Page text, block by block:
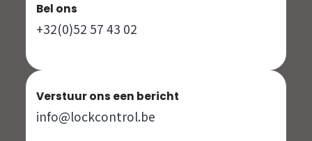
Bel ons
+32(0)52 57 43 02
Verstuur ons een bericht
info@lockcontrol.be